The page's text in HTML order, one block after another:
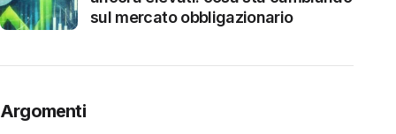
sul mercato obbligazionario
Argomenti